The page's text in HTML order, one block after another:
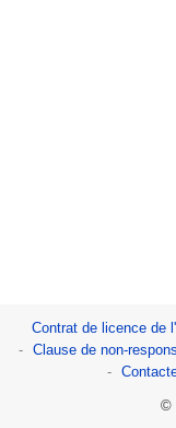
Contrat de licence de
Clause de non-
©